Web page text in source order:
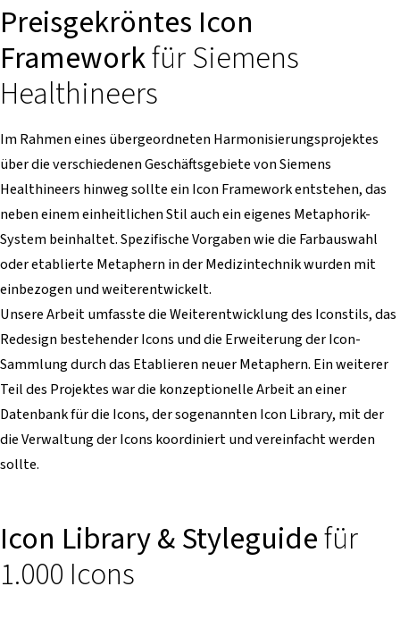
Preisgekröntes Icon
Frameworkfür Siemens
Healthineers
Im Rahmen eines übergeordneten Harmonisierungsprojektes
über die verschiedenen Geschäftsgebiete von Siemens
Healthineers hinweg sollte ein Icon Framework entstehen, das
neben einem einheitlichen Stil auch ein eigenes Metaphorik-
System beinhaltet. Spezifische Vorgaben wie die Farbauswahl
oder etablierte Metaphern in der Medizintechnik wurden mit
einbezogen und weiterentwickelt.
Unsere Arbeit umfasste die Weiterentwicklung des Iconstils, das
Redesign bestehender Icons und die Erweiterung der Icon-
Sammlung durch das Etablieren neuer Metaphern. Ein weiterer
Teil des Projektes war die konzeptionelle Arbeit an einer
Datenbank für die Icons, der sogenannten Icon Library, mit der
die Verwaltung der Icons koordiniert und vereinfacht werden
sollte.
Icon Library & Styleguidefür
1.000 Icons